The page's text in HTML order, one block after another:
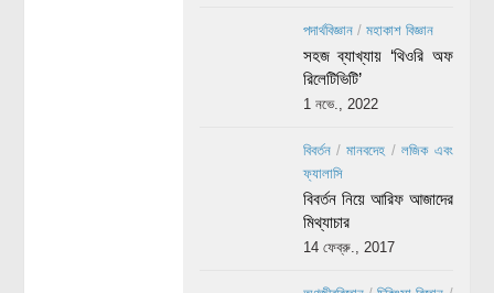
পদার্থবিজ্ঞান/ মহাকাশ বিজ্ঞান
সহজ ব্যাখ্যায় ‘থিওরি অফ
রিলেটিভিটি’
1 নভে., 2022
বিবর্তন/মানবদেহ /লজিক এবং
ফ্যালাসি
বিবর্তন নিয়ে আরিফ আজাদের
মিথ্যাচার
14 ফেব্রু., 2017